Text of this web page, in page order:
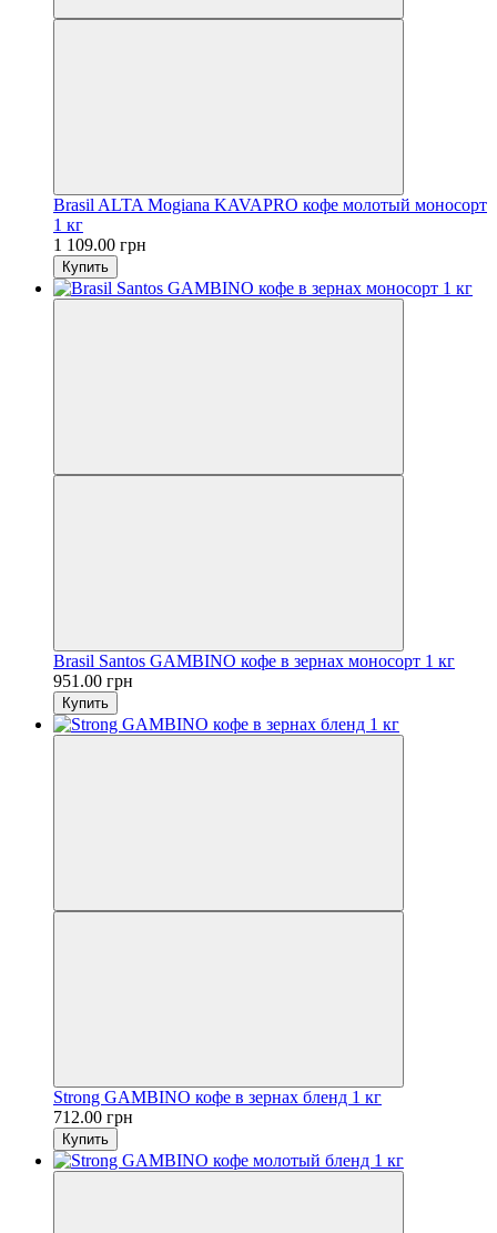
Brasil ALTA Mogianа KAVAPRO кофе молотый моносорт
1 кг
1 109.00 грн
Купить
Brasil Santos GAMBINO кофе в зернах моносорт 1 кг
951.00 грн
Купить
Strong GAMBINO кофе в зернах бленд 1 кг
712.00 грн
Купить